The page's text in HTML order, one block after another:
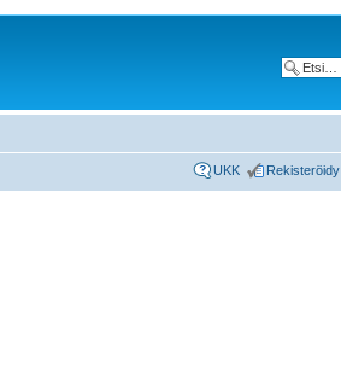
UKK Rekisteröidy